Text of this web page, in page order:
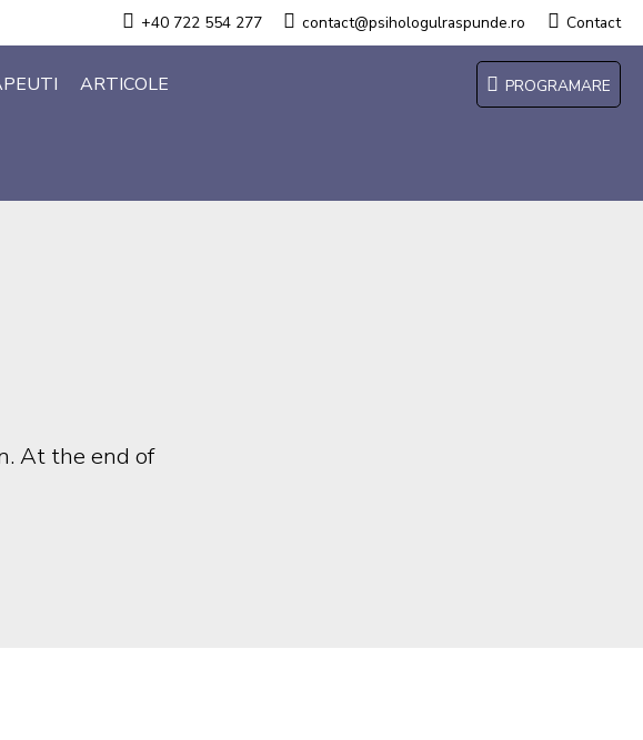
+40 722 554 277 contact@psihologulraspunde.ro Contact
PROGRAMARE
ARTICOLE
At the end of